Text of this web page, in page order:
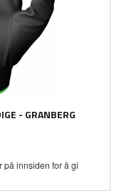
- GRANBERG
på innsiden for å gi